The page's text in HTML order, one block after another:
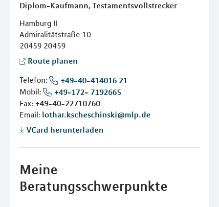
Diplom-Kaufmann, Testamentsvollstrecker
Hamburg II
Admiralitätstraße 10
20459 20459
Route planen
Telefon:
+49-40-414016 21
Mobil:
+49-172- 7192665
Fax: +49-40-22710760
Email: lothar.kscheschinski@mlp.de
VCard herunterladen
Meine
Beratungsschwerpunkte